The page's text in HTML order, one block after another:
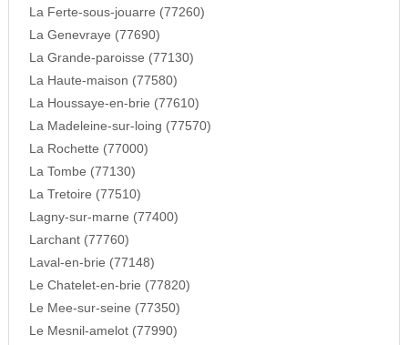
La Ferte-sous-jouarre (77260)
La Genevraye (77690)
La Grande-paroisse (77130)
La Haute-maison (77580)
La Houssaye-en-brie (77610)
La Madeleine-sur-loing (77570)
La Rochette (77000)
La Tombe (77130)
La Tretoire (77510)
Lagny-sur-marne (77400)
Larchant (77760)
Laval-en-brie (77148)
Le Chatelet-en-brie (77820)
Le Mee-sur-seine (77350)
Le Mesnil-amelot (77990)